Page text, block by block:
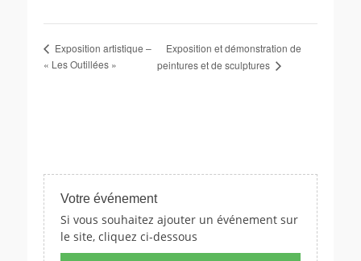
Exposition artistique –
« Les Outillées »
Exposition et démonstration de
peintures et de sculptures
Votre événement
Si vous souhaitez ajouter un événement sur
le site, cliquez ci-dessous